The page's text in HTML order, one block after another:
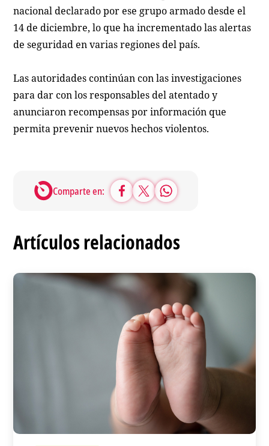
nacional declarado por ese grupo armado desde el
14 de diciembre, lo que ha incrementado las alertas
de seguridad en varias regiones del país.
Las autoridades continúan con las investigaciones
para dar con los responsables del atentado y
anunciaron recompensas por información que
permita prevenir nuevos hechos violentos.
Comparte en:
Artículos relacionados